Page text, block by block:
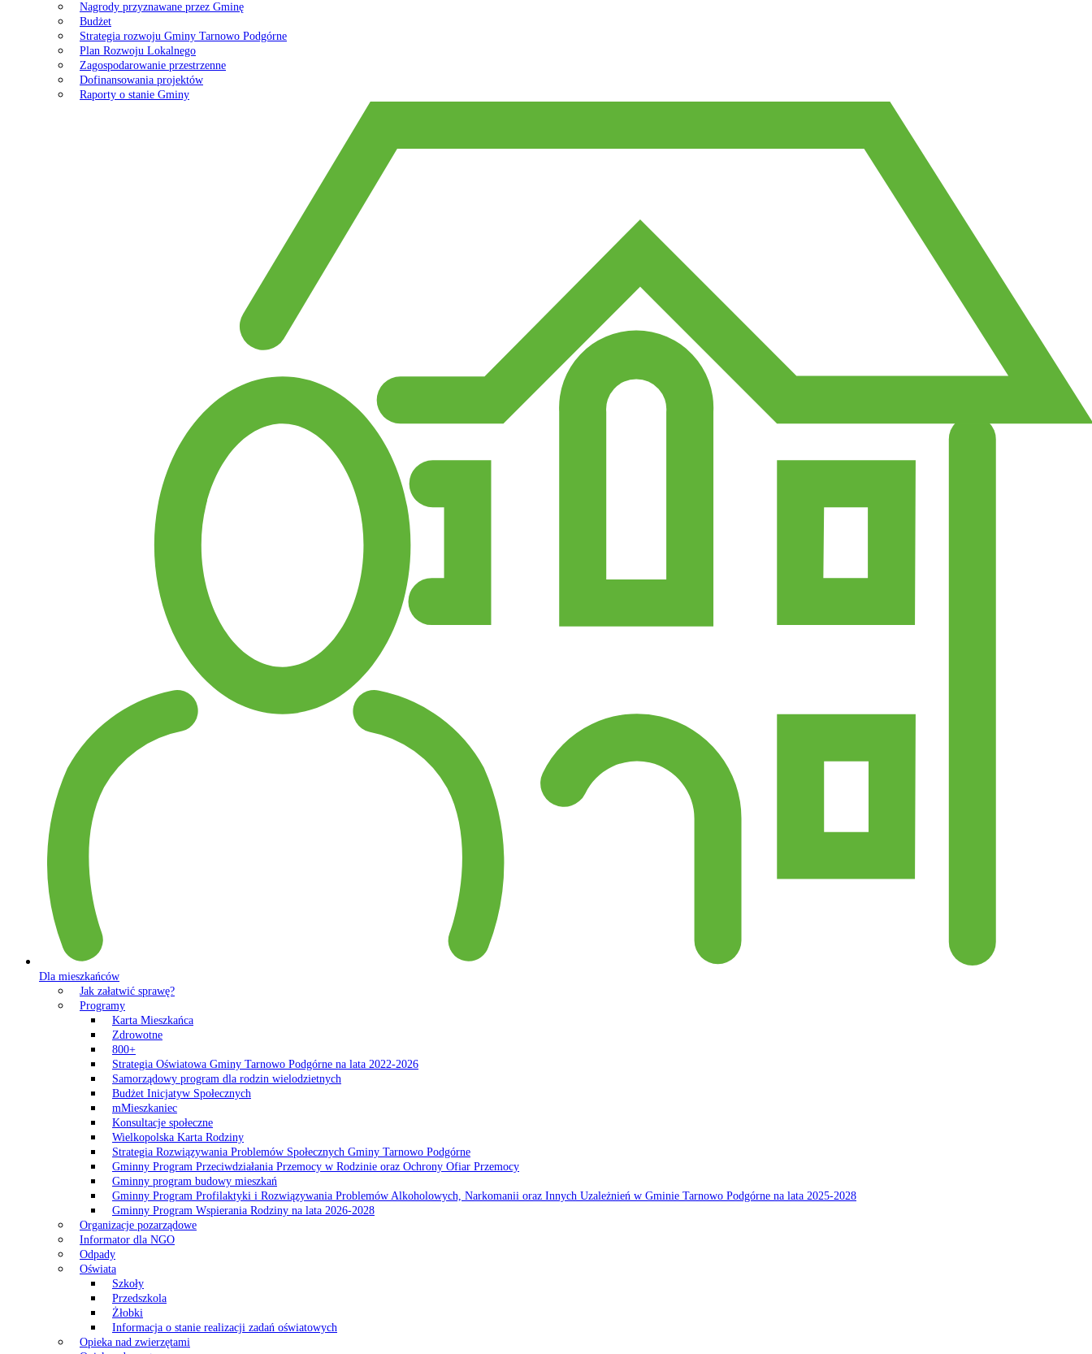
Nagrody przyznawane przez Gminę
Budżet
Strategia rozwoju Gminy Tarnowo Podgórne
Plan Rozwoju Lokalnego
Zagospodarowanie przestrzenne
Dofinansowania projektów
Raporty o stanie Gminy
Dla mieszkańców
Jak załatwić sprawę?
Programy
Karta Mieszkańca
Zdrowotne
800+
Strategia Oświatowa Gminy Tarnowo Podgórne na lata 2022-2026
Samorządowy program dla rodzin wielodzietnych
Budżet Inicjatyw Społecznych
mMieszkaniec
Konsultacje społeczne
Wielkopolska Karta Rodziny
Strategia Rozwiązywania Problemów Społecznych Gminy Tarnowo Podgórne
Gminny Program Przeciwdziałania Przemocy w Rodzinie oraz Ochrony Ofiar Przemocy
Gminny program budowy mieszkań
Gminny Program Profilaktyki i Rozwiązywania Problemów Alkoholowych, Narkomanii oraz Innych Uzależnień w Gminie Tarnowo Podgórne na lata 2025-2028
Gminny Program Wspierania Rodziny na lata 2026-2028
Organizacje pozarządowe
Informator dla NGO
Odpady
Oświata
Szkoły
Przedszkola
Żłobki
Informacja o stanie realizacji zadań oświatowych
Opieka nad zwierzętami